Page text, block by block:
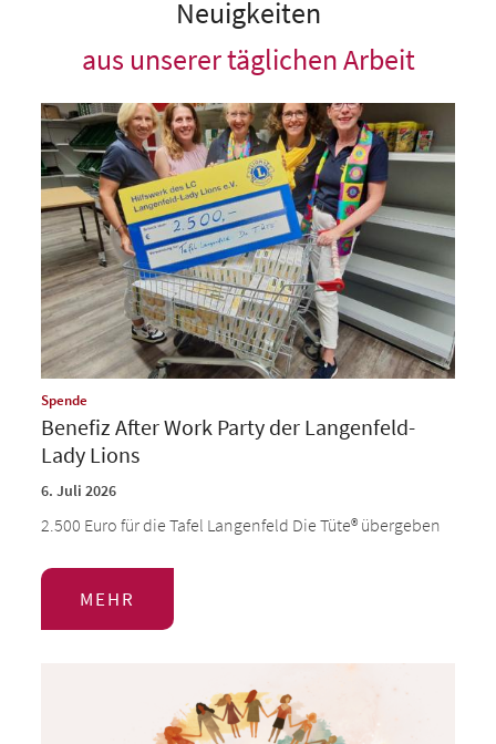
Neuigkeiten
aus unserer täglichen Arbeit
Spende
Benefiz After Work Party der Langenfeld-
Lady Lions
6. Juli 2026
2.500 Euro für die Tafel Langenfeld Die Tüte® übergeben
MEHR